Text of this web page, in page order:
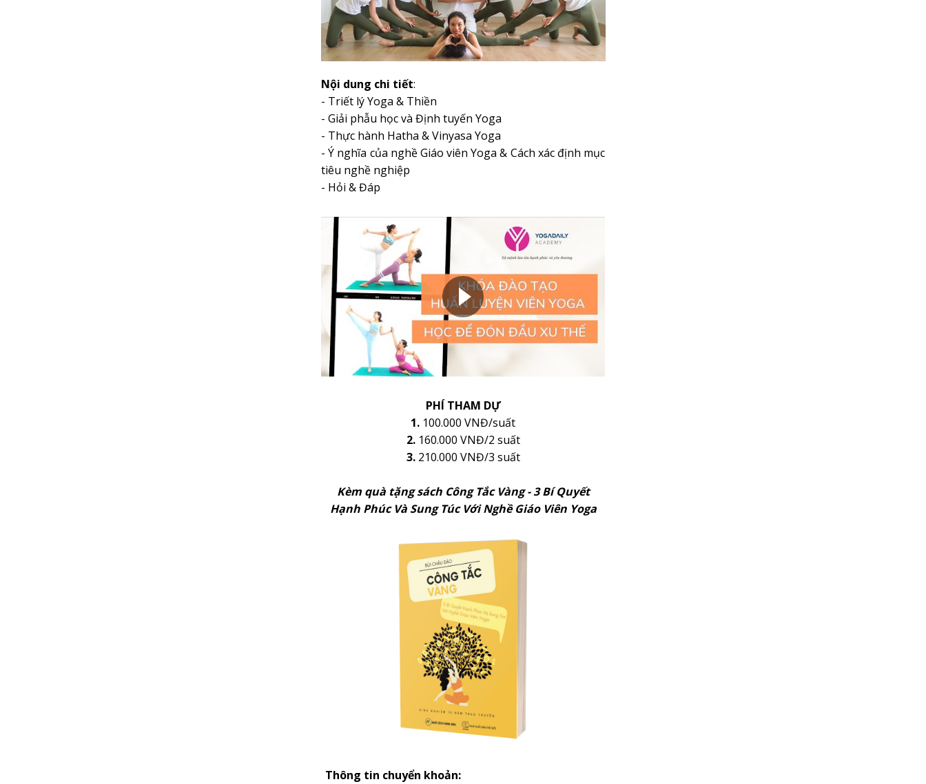
PHÍ THAM DỰ
1. 100.000 VNĐ/suất
2. 160.000 VNĐ/2 suất
3.210.000 VNĐ/3 suất
Kèm quà tặng sách Công Tắc Vàng - 3 Bí Quyết
Hạnh Phúc Và Sung Túc Với Nghề Giáo Viên Yoga
Nội dung chi tiết:
- Triết lý Yoga & Thiền
- Giải phẫu học và Định tuyến Yoga
- Thực hành Hatha & Vinyasa Yoga
- Ý nghĩa của nghề Giáo viên Yoga & Cách xác định mục
tiêu nghề nghiệp
- Hỏi & Đáp
Thông tin chuyển khoản: